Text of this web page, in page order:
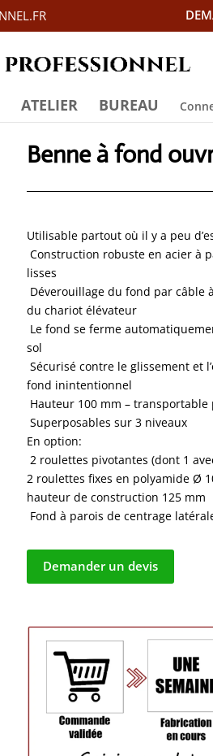
ATELIER BUREAU
Benne à fond
Utilisable partout où il y a peu
 Construction robuste en acier à
lisses
 Déverouillage du fond par
du chariot élévateur
 Le fond se ferme
sol
 Sécurisé contre le glissement et
fond inintentionnel
 Hauteur 100 mm –
 Superposables sur 3 niveaux
En option:
 2 roulettes pivotantes (dont 1
2 roulettes fixes en polyamide Ø
hauteur de construction 125 mm
 Fond à parois de centrage
Demander un devis